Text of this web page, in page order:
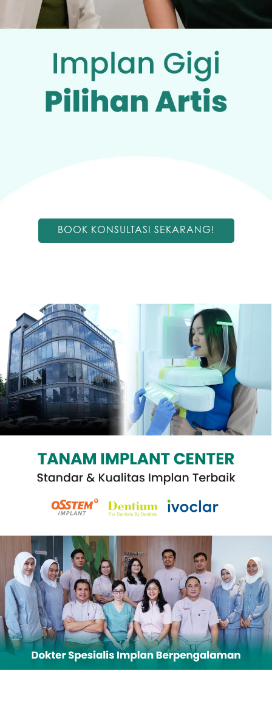
BOOK KONSULTASI SEKARANG!